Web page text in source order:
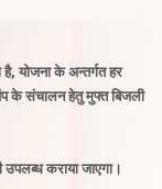
है, योजना के अन्तर्गत हर
के संचालन हेतु मुफ्त बिजली
कराया जाएगा।